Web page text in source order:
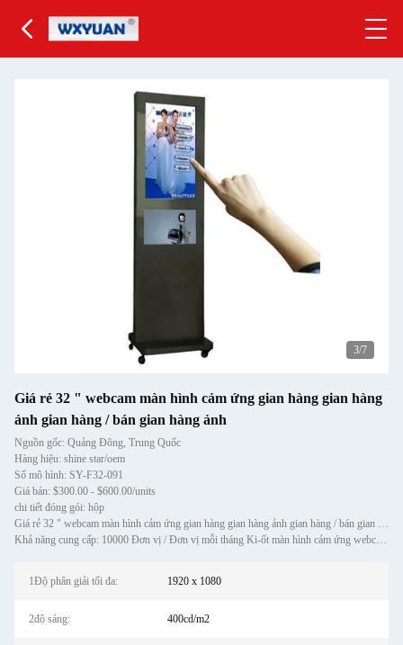
4/7
Giá rẻ 32 " webcam màn hình cảm ứng gian hàng gian hàng
ảnh gian hàng / bán gian hàng ảnh
Nguồn gốc: Quảng Đông, Trung Quốc
Hàng hiệu: shine star/oem
Số mô hình: SY-F32-091
Giá bán: $300.00 - $600.00/units
chi tiết đóng gói: hộp
Giá rẻ 32 " webcam màn hình cảm ứng gian hàng gian hàng ảnh gian hàng / bán gian hàng ảnh
Khả năng cung cấp: 10000 Đơn vị / Đơn vị mỗi tháng Ki-ốt màn hình cảm ứng webcam 32 "giá rẻ ki-ốt buồng chụp ảnh/k
1Độ phân giải tối đa: 1920 x 1080
2độ sáng: 400cd/m2